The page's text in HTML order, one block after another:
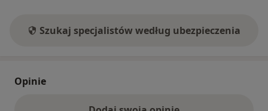
Szukaj specjalistów według ubezpieczenia
Opinie